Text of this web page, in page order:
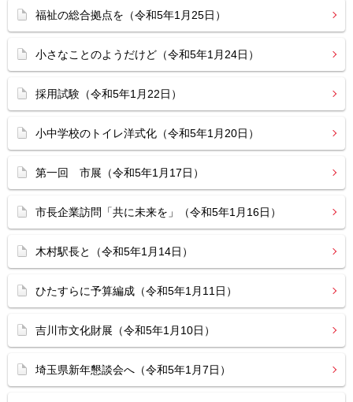
福祉の総合拠点を（令和5年1月25日）
小さなことのようだけど（令和5年1月24日）
採用試験（令和5年1月22日）
小中学校のトイレ洋式化（令和5年1月20日）
第一回 市展（令和5年1月17日）
市長企業訪問「共に未来を」（令和5年1月16日）
木村駅長と（令和5年1月14日）
ひたすらに予算編成（令和5年1月11日）
吉川市文化財展（令和5年1月10日）
埼玉県新年懇談会へ（令和5年1月7日）